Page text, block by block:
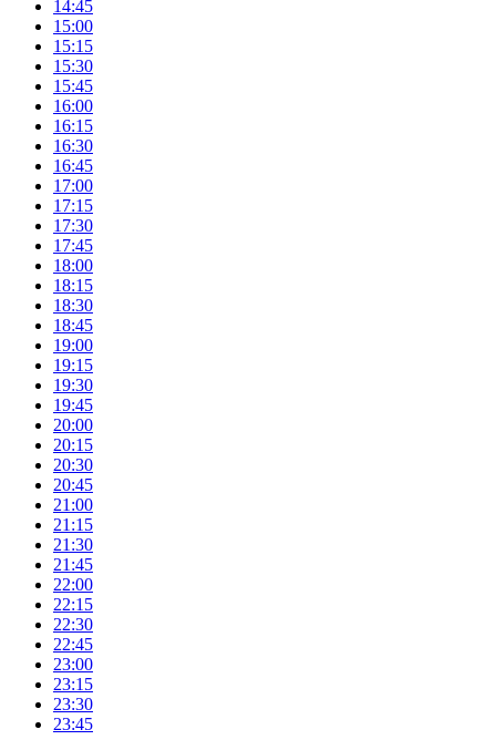
14:45
15:00
15:15
15:30
15:45
16:00
16:15
16:30
16:45
17:00
17:15
17:30
17:45
18:00
18:15
18:30
18:45
19:00
19:15
19:30
19:45
20:00
20:15
20:30
20:45
21:00
21:15
21:30
21:45
22:00
22:15
22:30
22:45
23:00
23:15
23:30
23:45